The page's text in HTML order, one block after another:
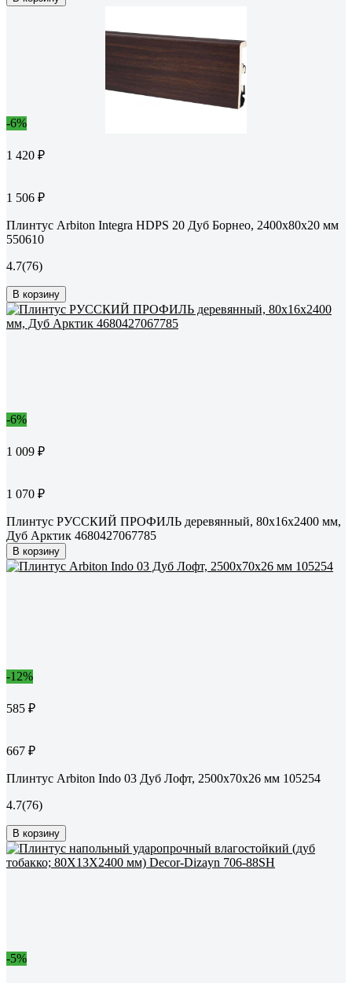
-6%
1 420 ₽
1 506 ₽
Плинтус Arbiton Integra HDPS 20 Дуб Борнео, 2400x80x20 мм
550610
4.7(76)
В корзину
-6%
1 009 ₽
1 070 ₽
Плинтус РУССКИЙ ПРОФИЛЬ деревянный, 80х16х2400 мм,
Дуб Арктик 4680427067785
В корзину
-12%
585 ₽
667 ₽
Плинтус Arbiton Indo 03 Дуб Лофт, 2500x70x26 мм 105254
4.7(76)
В корзину
-5%